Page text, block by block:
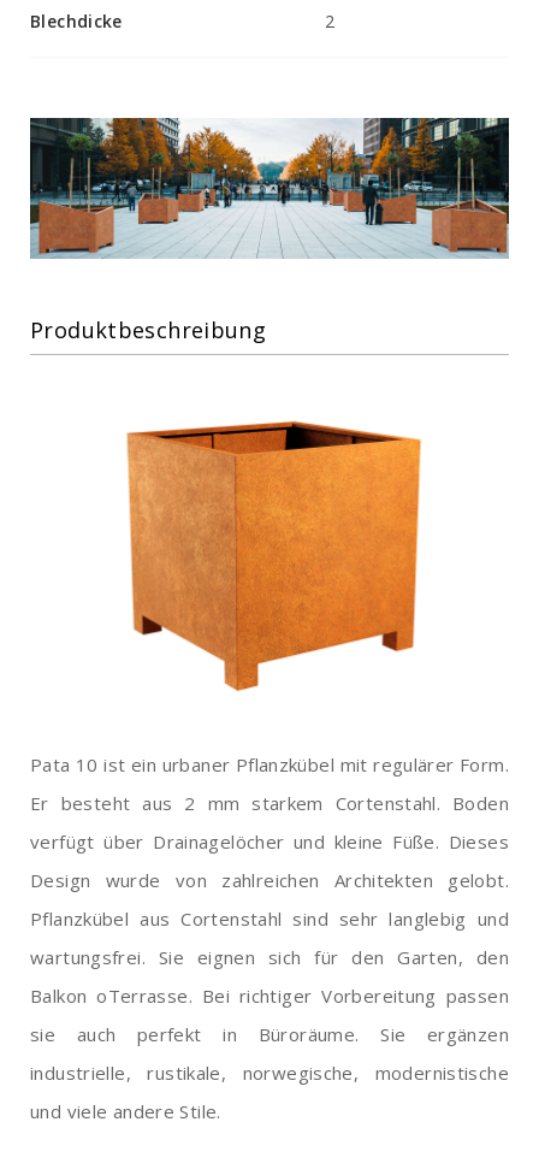
Blechdicke
2
Produktbeschreibung
Pata 10 ist ein urbaner Pflanzkübel mit regulärer Form.
Er besteht aus 2 mm starkem Cortenstahl. Boden
verfügt über Drainagelöcher und kleine Füße. Dieses
Design wurde von zahlreichen Architekten gelobt.
Pflanzkübel aus Cortenstahl sind sehr langlebig und
wartungsfrei. Sie eignen sich für den Garten, den
Balkon oTerrasse. Bei richtiger Vorbereitung passen
sie auch perfekt in Büroräume. Sie ergänzen
industrielle, rustikale, norwegische, modernistische
und viele andere Stile.